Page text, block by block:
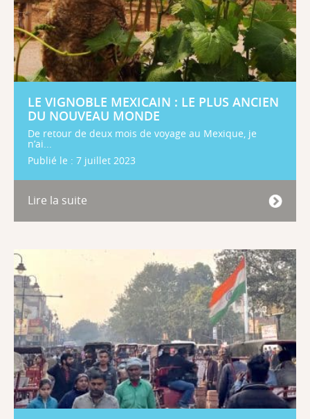
LE VIGNOBLE MEXICAIN : LE PLUS ANCIEN
DU NOUVEAU MONDE
De retour de deux mois de voyage au Mexique, je
n’ai...
Publié le : 7 juillet 2023
Lire la suite